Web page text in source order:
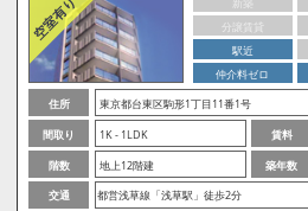
分譲賃貸
駅近
仲介料ゼロ
住所
東京都台東区駒形1丁目11番1号
間取り
1K - 1LDK 賃料
階数
地上12階建 築年数
交通
都営浅草線「浅草駅」徒歩2分